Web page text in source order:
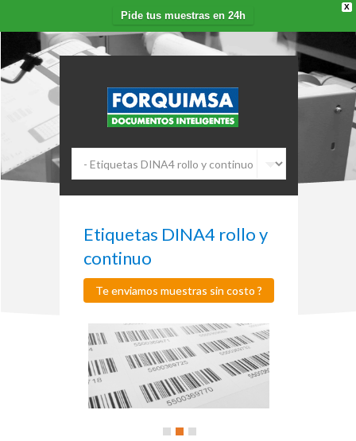
X
Pide tus muestras en 24h
Etiquetas DINA4 rollo y
continuo
Te enviamos muestras sin costo ?